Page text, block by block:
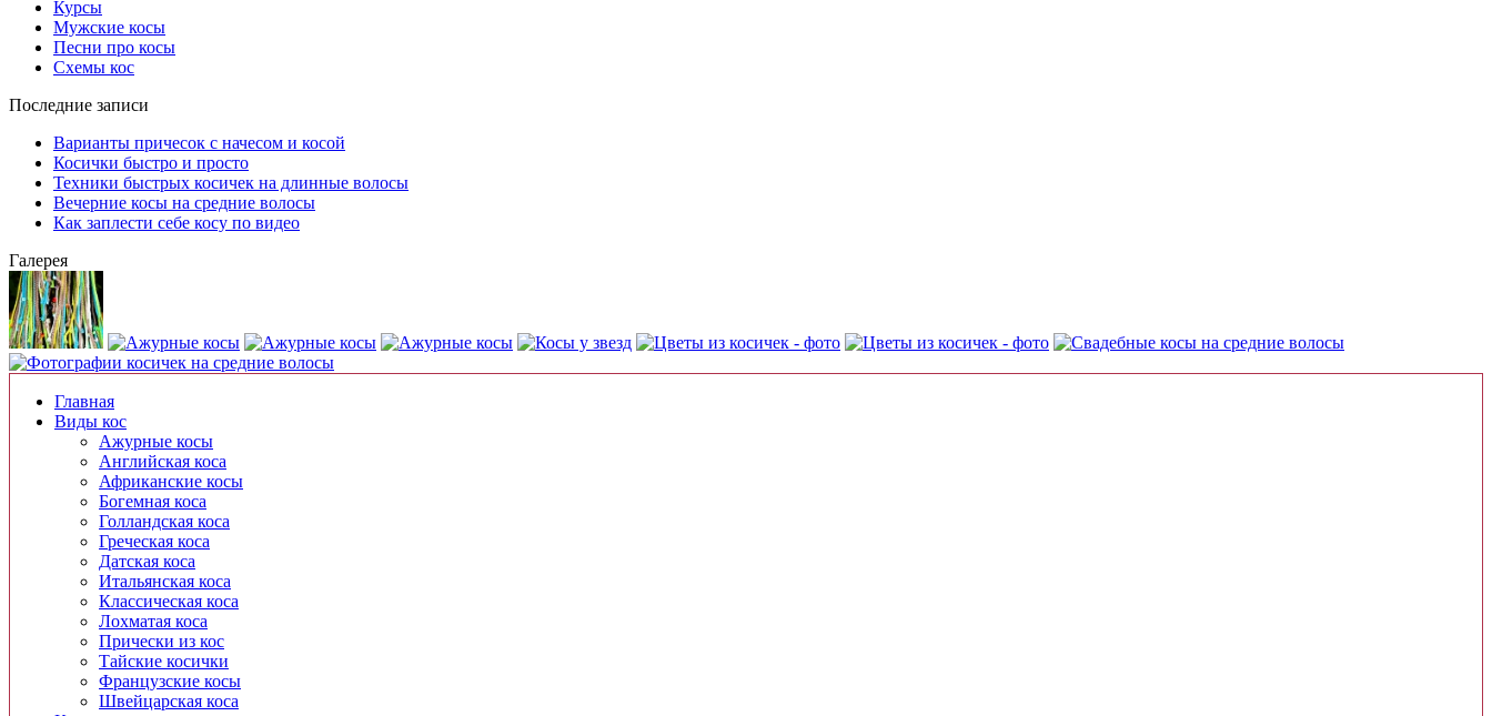
Курсы
Мужские косы
Песни про косы
Схемы кос
Последние записи
Варианты причесок с начесом и косой
Косички быстро и просто
Техники быстрых косичек на длинные волосы
Вечерние косы на средние волосы
Как заплести себе косу по видео
Галерея
Главная
Виды кос
Ажурные косы
Английская коса
Африканские косы
Богемная коса
Голландская коса
Греческая коса
Датская коса
Итальянская коса
Классическая коса
Лохматая коса
Прически из кос
Тайские косички
Французские косы
Швейцарская коса